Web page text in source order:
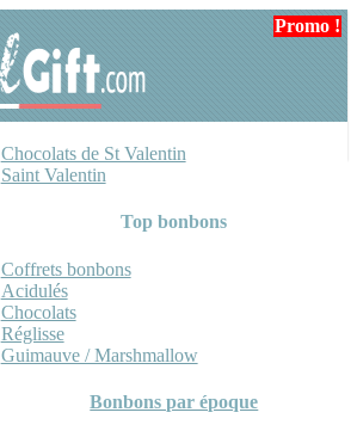
Chocolats de St Valentin
Saint Valentin
Top bonbons
Coffrets bonbons
Acidulés
Chocolats
Réglisse
Guimauve / Marshmallow
Bonbons par époque
Promo !
Promo !
Promo !